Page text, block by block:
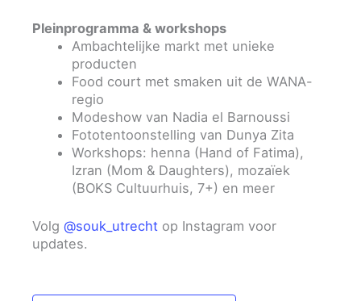
Pleinprogramma & workshops
Ambachtelijke markt met unieke
producten
Food court met smaken uit de WANA-
regio
Modeshow van Nadia el Barnoussi
Fototentoonstelling van Dunya Zita
Workshops: henna (Hand of Fatima),
Izran (Mom & Daughters), mozaïek
(BOKS Cultuurhuis, 7+) en meer
Volg @souk_utrecht op Instagram voor
updates.